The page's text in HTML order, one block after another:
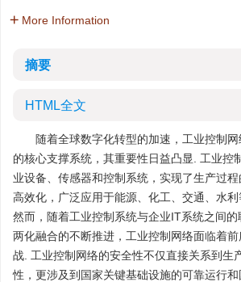
More Information
摘要
HTML全文
随着全球数字化转型的加速，工业控制
的核心支撑系统，其重要性日益凸显. 工业控
业设备、传感器和控制系统，实现了生产过
高效化，广泛应用于能源、化工、交通、水利
然而，随着工业控制系统与企业IT系统之间的
两化融合的不断推进，工业控制网络面临着
战. 工业控制网络的安全性不仅直接关系到生
性，更涉及到国家关键基础设施的可靠运行